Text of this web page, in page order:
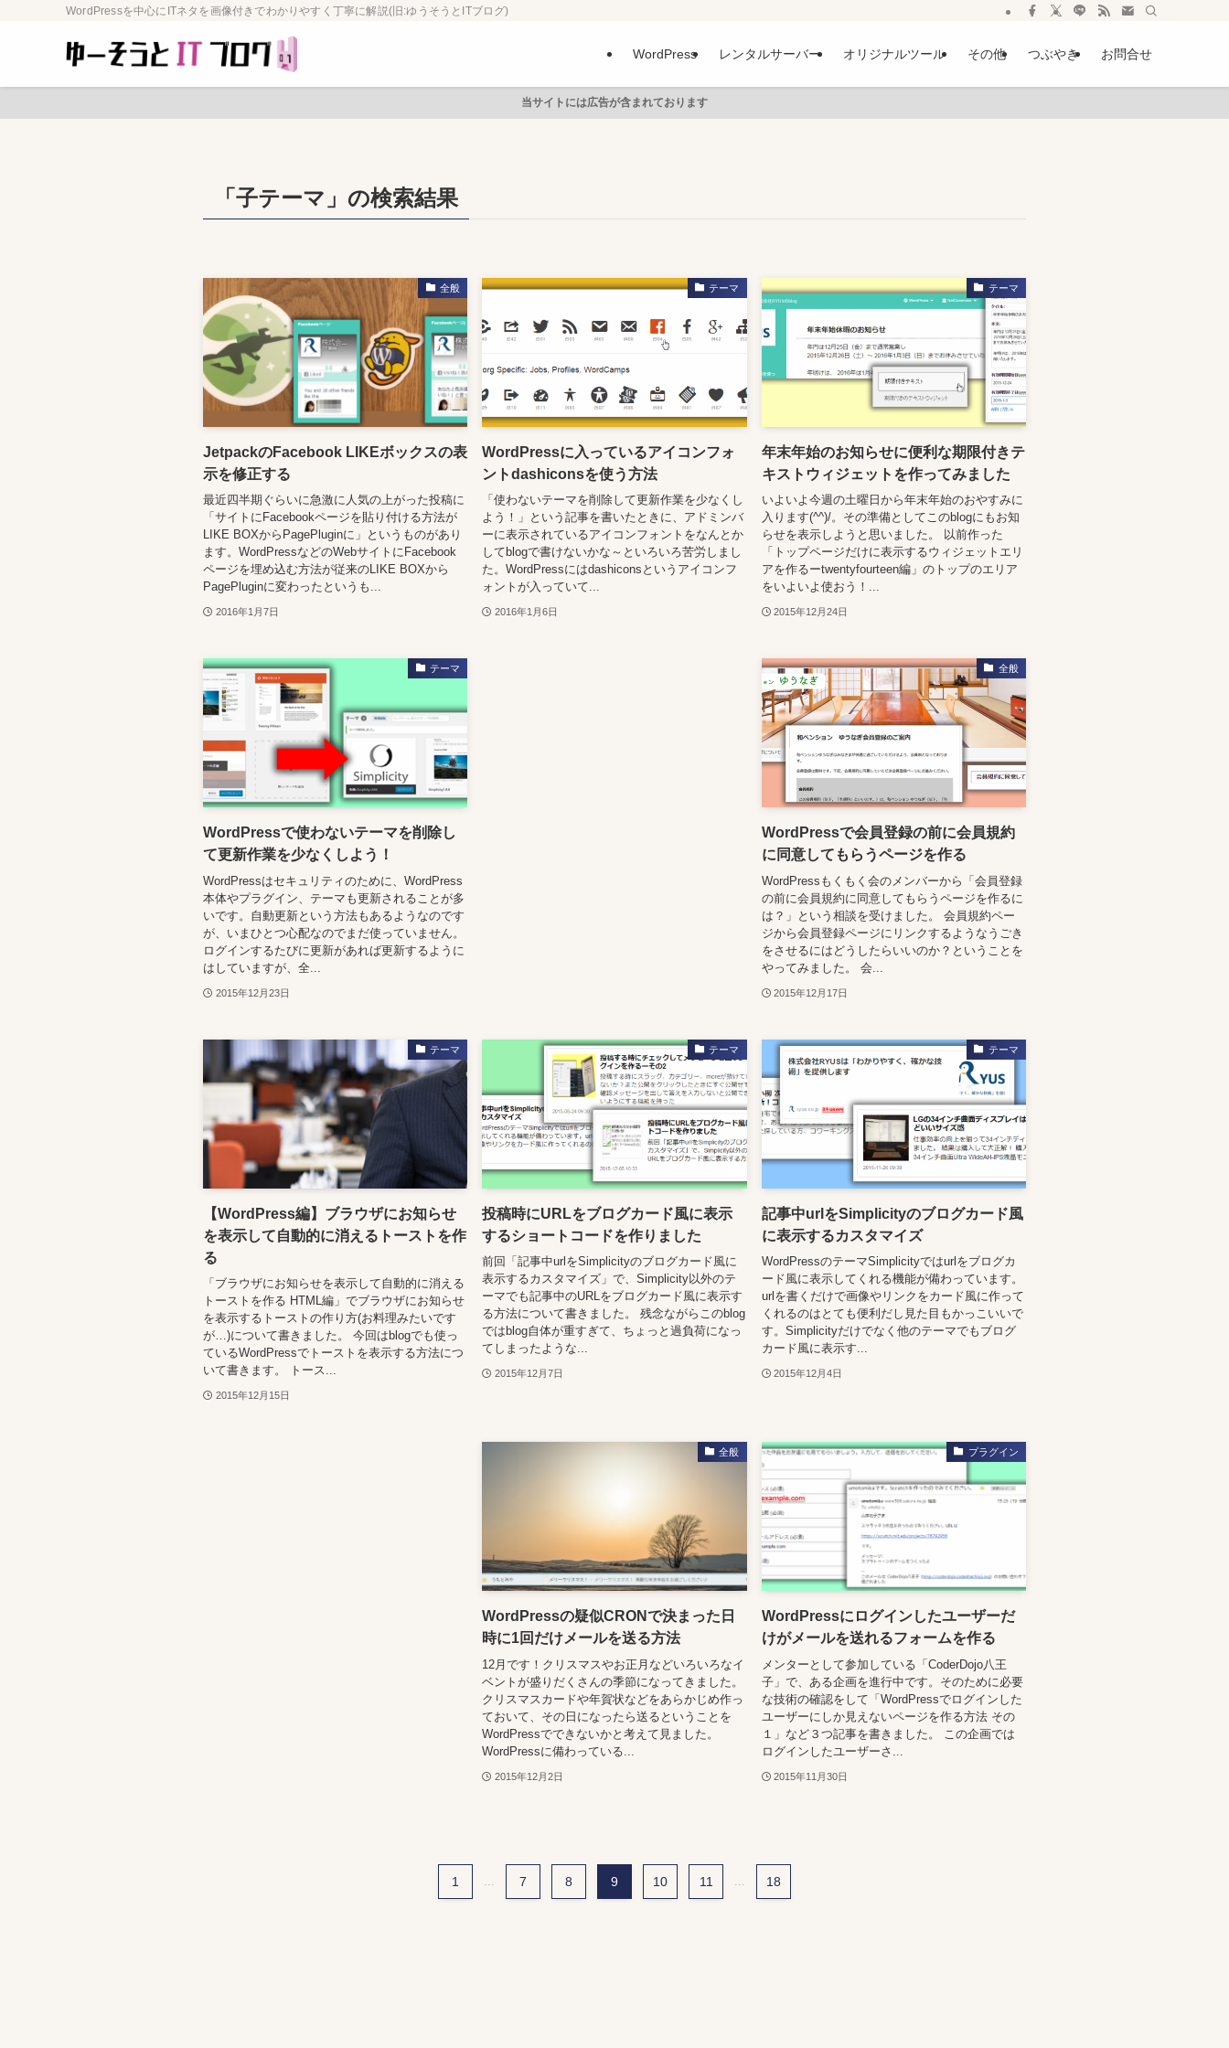
WordPressを中心にITネタを画像付きでわかりやすく丁寧に解説(旧:ゆうそうとITブログ)
WordPress レンタルサーバー オリジナルツール その他 つぶやき お問合せ
当サイトには広告が含まれております
「子テーマ」の検索結果
全般
JetpackのFacebook LIKEボックスの表
示を修正する
最近四半期ぐらいに急激に人気の上がった投稿に
「サイトにFacebookページを貼り付ける方法が
LIKE BOXからPagePluginに」というものがあり
ます。WordPressなどのWebサイトにFacebook
ページを埋め込む方法が従来のLIKE BOXから
PagePluginに変わったというも...
2016年1月7日
テーマ
WordPressに入っているアイコンフォ
ントdashiconsを使う方法
「使わないテーマを削除して更新作業を少なくし
よう！」という記事を書いたときに、アドミンバ
ーに表示されているアイコンフォントをなんとか
してblogで書けないかな～といろいろ苦労しまし
た。WordPressにはdashiconsというアイコンフ
ォントが入っていて...
2016年1月6日
テーマ
年末年始のお知らせに便利な期限付きテ
キストウィジェットを作ってみました
いよいよ今週の土曜日から年末年始のおやすみに
入ります(^^)/。その準備としてこのblogにもお知
らせを表示しようと思いました。 以前作った
「トップページだけに表示するウィジェットエリ
アを作るーtwentyfourteen編」のトップのエリア
をいよいよ使おう！...
2015年12月24日
テーマ
WordPressで使わないテーマを削除し
て更新作業を少なくしよう！
WordPressはセキュリティのために、WordPress
本体やプラグイン、テーマも更新されることが多
いです。自動更新という方法もあるようなのです
が、いまひとつ心配なのでまだ使っていません。
ログインするたびに更新があれば更新するように
はしていますが、全...
2015年12月23日
全般
WordPressで会員登録の前に会員規約
に同意してもらうページを作る
WordPressもくもく会のメンバーから「会員登録
の前に会員規約に同意してもらうページを作るに
は？」という相談を受けました。 会員規約ペー
ジから会員登録ページにリンクするようなうごき
をさせるにはどうしたらいいのか？ということを
やってみました。 会...
2015年12月17日
テーマ
【WordPress編】ブラウザにお知らせ
を表示して自動的に消えるトーストを作
る
「ブラウザにお知らせを表示して自動的に消える
トーストを作る HTML編」でブラウザにお知らせ
を表示するトーストの作り方(お料理みたいです
が…)について書きました。 今回はblogでも使っ
ているWordPressでトーストを表示する方法につ
いて書きます。 トース...
2015年12月15日
テーマ
投稿時にURLをブログカード風に表示
するショートコードを作りました
前回「記事中urlをSimplicityのブログカード風に
表示するカスタマイズ」で、Simplicity以外のテ
ーマでも記事中のURLをブログカード風に表示す
る方法について書きました。 残念ながらこのblog
ではblog自体が重すぎて、ちょっと過負荷になっ
てしまったような...
2015年12月7日
テーマ
記事中urlをSimplicityのブログカード風
に表示するカスタマイズ
WordPressのテーマSimplicityではurlをブログカ
ード風に表示してくれる機能が備わっています。
urlを書くだけで画像やリンクをカード風に作って
くれるのはとても便利だし見た目もかっこいいで
す。Simplicityだけでなく他のテーマでもブログ
カード風に表示す...
2015年12月4日
全般
WordPressの疑似CRONで決まった日
時に1回だけメールを送る方法
12月です！クリスマスやお正月などいろいろなイ
ベントが盛りだくさんの季節になってきました。
クリスマスカードや年賀状などをあらかじめ作っ
ておいて、その日になったら送るということを
WordPressでできないかと考えて見ました。
WordPressに備わっている...
2015年12月2日
プラグイン
WordPressにログインしたユーザーだ
けがメールを送れるフォームを作る
メンターとして参加している「CoderDojo八王
子」で、ある企画を進行中です。そのために必要
な技術の確認をして「WordPressでログインした
ユーザーにしか見えないページを作る方法 その
１」など３つ記事を書きました。 この企画では
ログインしたユーザーさ...
2015年11月30日
1 7 8 9 10 11 18